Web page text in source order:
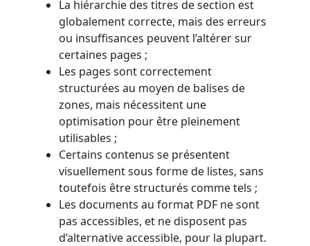
La hiérarchie des titres de section est
globalement correcte, mais des erreurs
ou insuffisances peuvent l’altérer sur
certaines pages ;
Les pages sont correctement
structurées au moyen de balises de
zones, mais nécessitent une
optimisation pour être pleinement
utilisables ;
Certains contenus se présentent
visuellement sous forme de listes, sans
toutefois être structurés comme tels ;
Les documents au format PDF ne sont
pas accessibles, et ne disposent pas
d’alternative accessible, pour la plupart.